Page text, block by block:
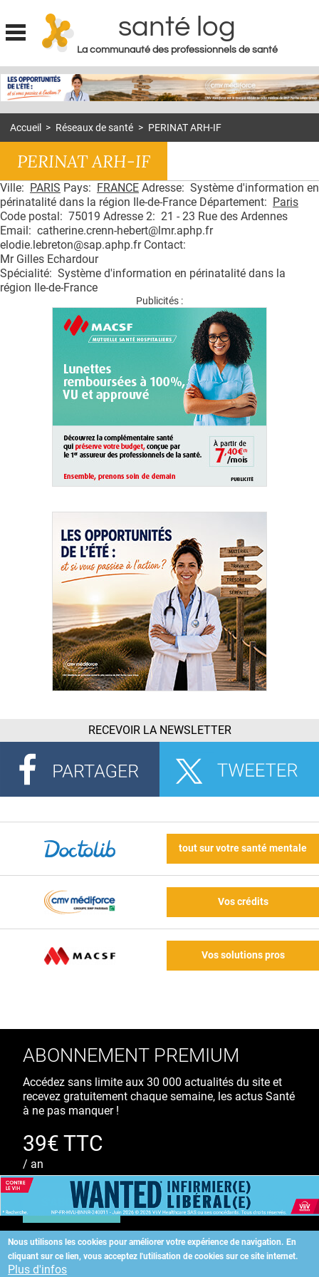
Jump to navigation
santé log
La communauté des professionnels de santé
MON COMPTE
ACTUS
DOSSIERS
RÉSEAUX
E-REVUE SAD
THÉMA
QUI SOMMES-NOUS ?
CONDITIONS GÉNÉRALES
Accueil > Réseaux de santé > PERINAT ARH-IF
PERINAT ARH-IF
Ville: PARIS Pays: FRANCE Adresse: Système d'information en
périnatalité dans la région Ile-de-France Département: Paris
Code postal: 75019 Adresse 2: 21 - 23 Rue des Ardennes
Email: catherine.crenn-hebert@lmr.aphp.fr
elodie.lebreton@sap.aphp.fr Contact:
Mr Gilles Echardour
Spécialité: Système d'information en périnatalité dans la
région Ile-de-France
Publicités :
RECEVOIR LA NEWSLETTER
tout sur votre santé mentale
Vos crédits
Vos solutions pros
Nous utilisons les cookies pour améliorer votre expérience de navigation. En
cliquant sur ce lien, vous acceptez l'utilisation de cookies sur ce site internet.
Plus d'infos
ABONNEMENT PREMIUM
Accédez sans limite aux 30 000 actualités du site et
recevez gratuitement chaque semaine, les actus Santé
à ne pas manquer !
39€ TTC
/ an
S'ABONNER
Copyright©2026 ALLIEDHEALTH